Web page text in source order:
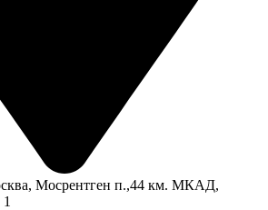
Мосрентген п.,44 км. МКАД,